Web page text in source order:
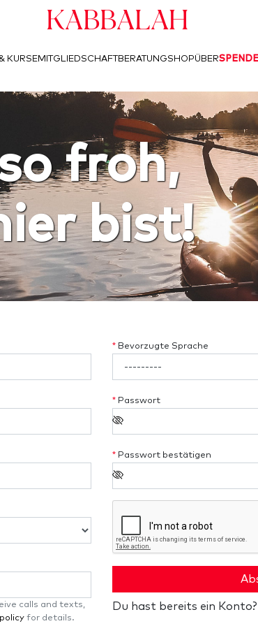
Kabbalah
KURSEMITGLIEDSCHAFTBERATUNGSHOPÜBER
froh,
bist!
calls and texts,
for details.
* Bevorzugte Sprache
* Passwort
* Passwort bestätigen
Du hast bereits ein Konto?